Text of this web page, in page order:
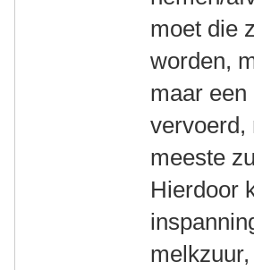
moet die
worden,
maar
vervoerd,
meeste
Hierdoor